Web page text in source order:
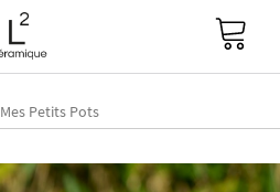
Mes Petits Pots